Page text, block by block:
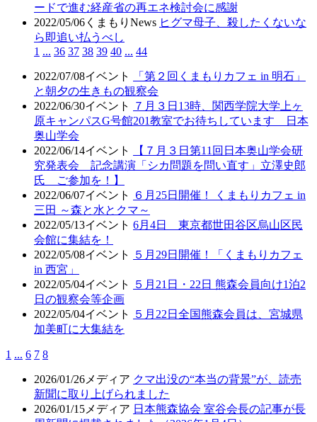
ードで進む経産省の再エネ検討会に感謝
2022/05/06 くまもりNews ヒグマ母子、殺したくないな
ら即追い払うべし
1 ... 36 37 38 39 40 ... 44
2022/07/08イベント
「第２回くまもりカフェ in 明石」
と朝夕の生きもの観察会
2022/06/30イベント
７月３日13時、関西学院大学上ヶ
原キャンパスG号館201教室でお待ちしています 日本
奥山学会
2022/06/14イベント
【７月３日第11回日本奥山学会研
究発表会 記念講演「シカ問題を問い直す」立澤史郎
氏 ご参加を！】
2022/06/07イベント
６月25日開催！ くまもりカフェ in
三田 ～森と水とクマ～
2022/05/13イベント 6月4日 東京都世田谷区烏山区民
会館に集結を！
2022/05/08イベント
５月29日開催！「くまもりカフェ
in 西宮」
2022/05/04イベント
５月21日・22日 熊森会員向け1泊2
日の観察会等企画
2022/05/04イベント
５月22日全国熊森会員は、宮城県
加美町に大集結を
1 ... 6 7 8
2026/01/26 メディア クマ出没の“本当の背景”が、読売
新聞に取り上げられました
2026/01/15 メディア 日本熊森協会 室谷会長の記事が長